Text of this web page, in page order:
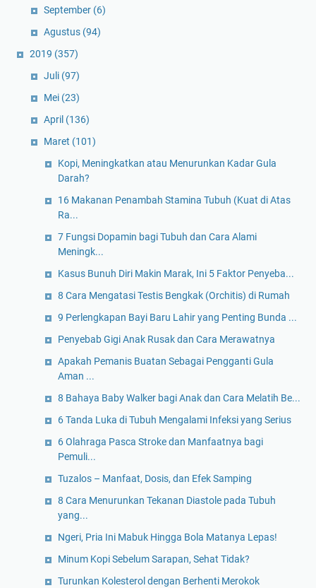
September (6)
Agustus (94)
2019 (357)
Juli (97)
Mei (23)
April (136)
Maret (101)
Kopi, Meningkatkan atau Menurunkan Kadar Gula
Darah?
16 Makanan Penambah Stamina Tubuh (Kuat di Atas
Ra...
7 Fungsi Dopamin bagi Tubuh dan Cara Alami
Meningk...
Kasus Bunuh Diri Makin Marak, Ini 5 Faktor Penyeba...
8 Cara Mengatasi Testis Bengkak (Orchitis) di Rumah
9 Perlengkapan Bayi Baru Lahir yang Penting Bunda ...
Penyebab Gigi Anak Rusak dan Cara Merawatnya
Apakah Pemanis Buatan Sebagai Pengganti Gula
Aman ...
8 Bahaya Baby Walker bagi Anak dan Cara Melatih Be...
6 Tanda Luka di Tubuh Mengalami Infeksi yang Serius
6 Olahraga Pasca Stroke dan Manfaatnya bagi
Pemuli...
Tuzalos – Manfaat, Dosis, dan Efek Samping
8 Cara Menurunkan Tekanan Diastole pada Tubuh
yang...
Ngeri, Pria Ini Mabuk Hingga Bola Matanya Lepas!
Minum Kopi Sebelum Sarapan, Sehat Tidak?
Turunkan Kolesterol dengan Berhenti Merokok